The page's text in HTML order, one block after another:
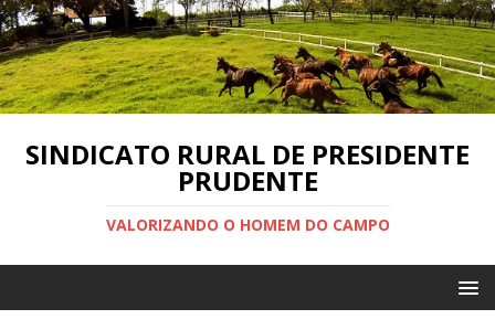
SINDICATO RURAL DE PRESIDENTE
PRUDENTE
VALORIZANDO O HOMEM DO CAMPO